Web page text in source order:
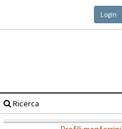
Login
Ricerca